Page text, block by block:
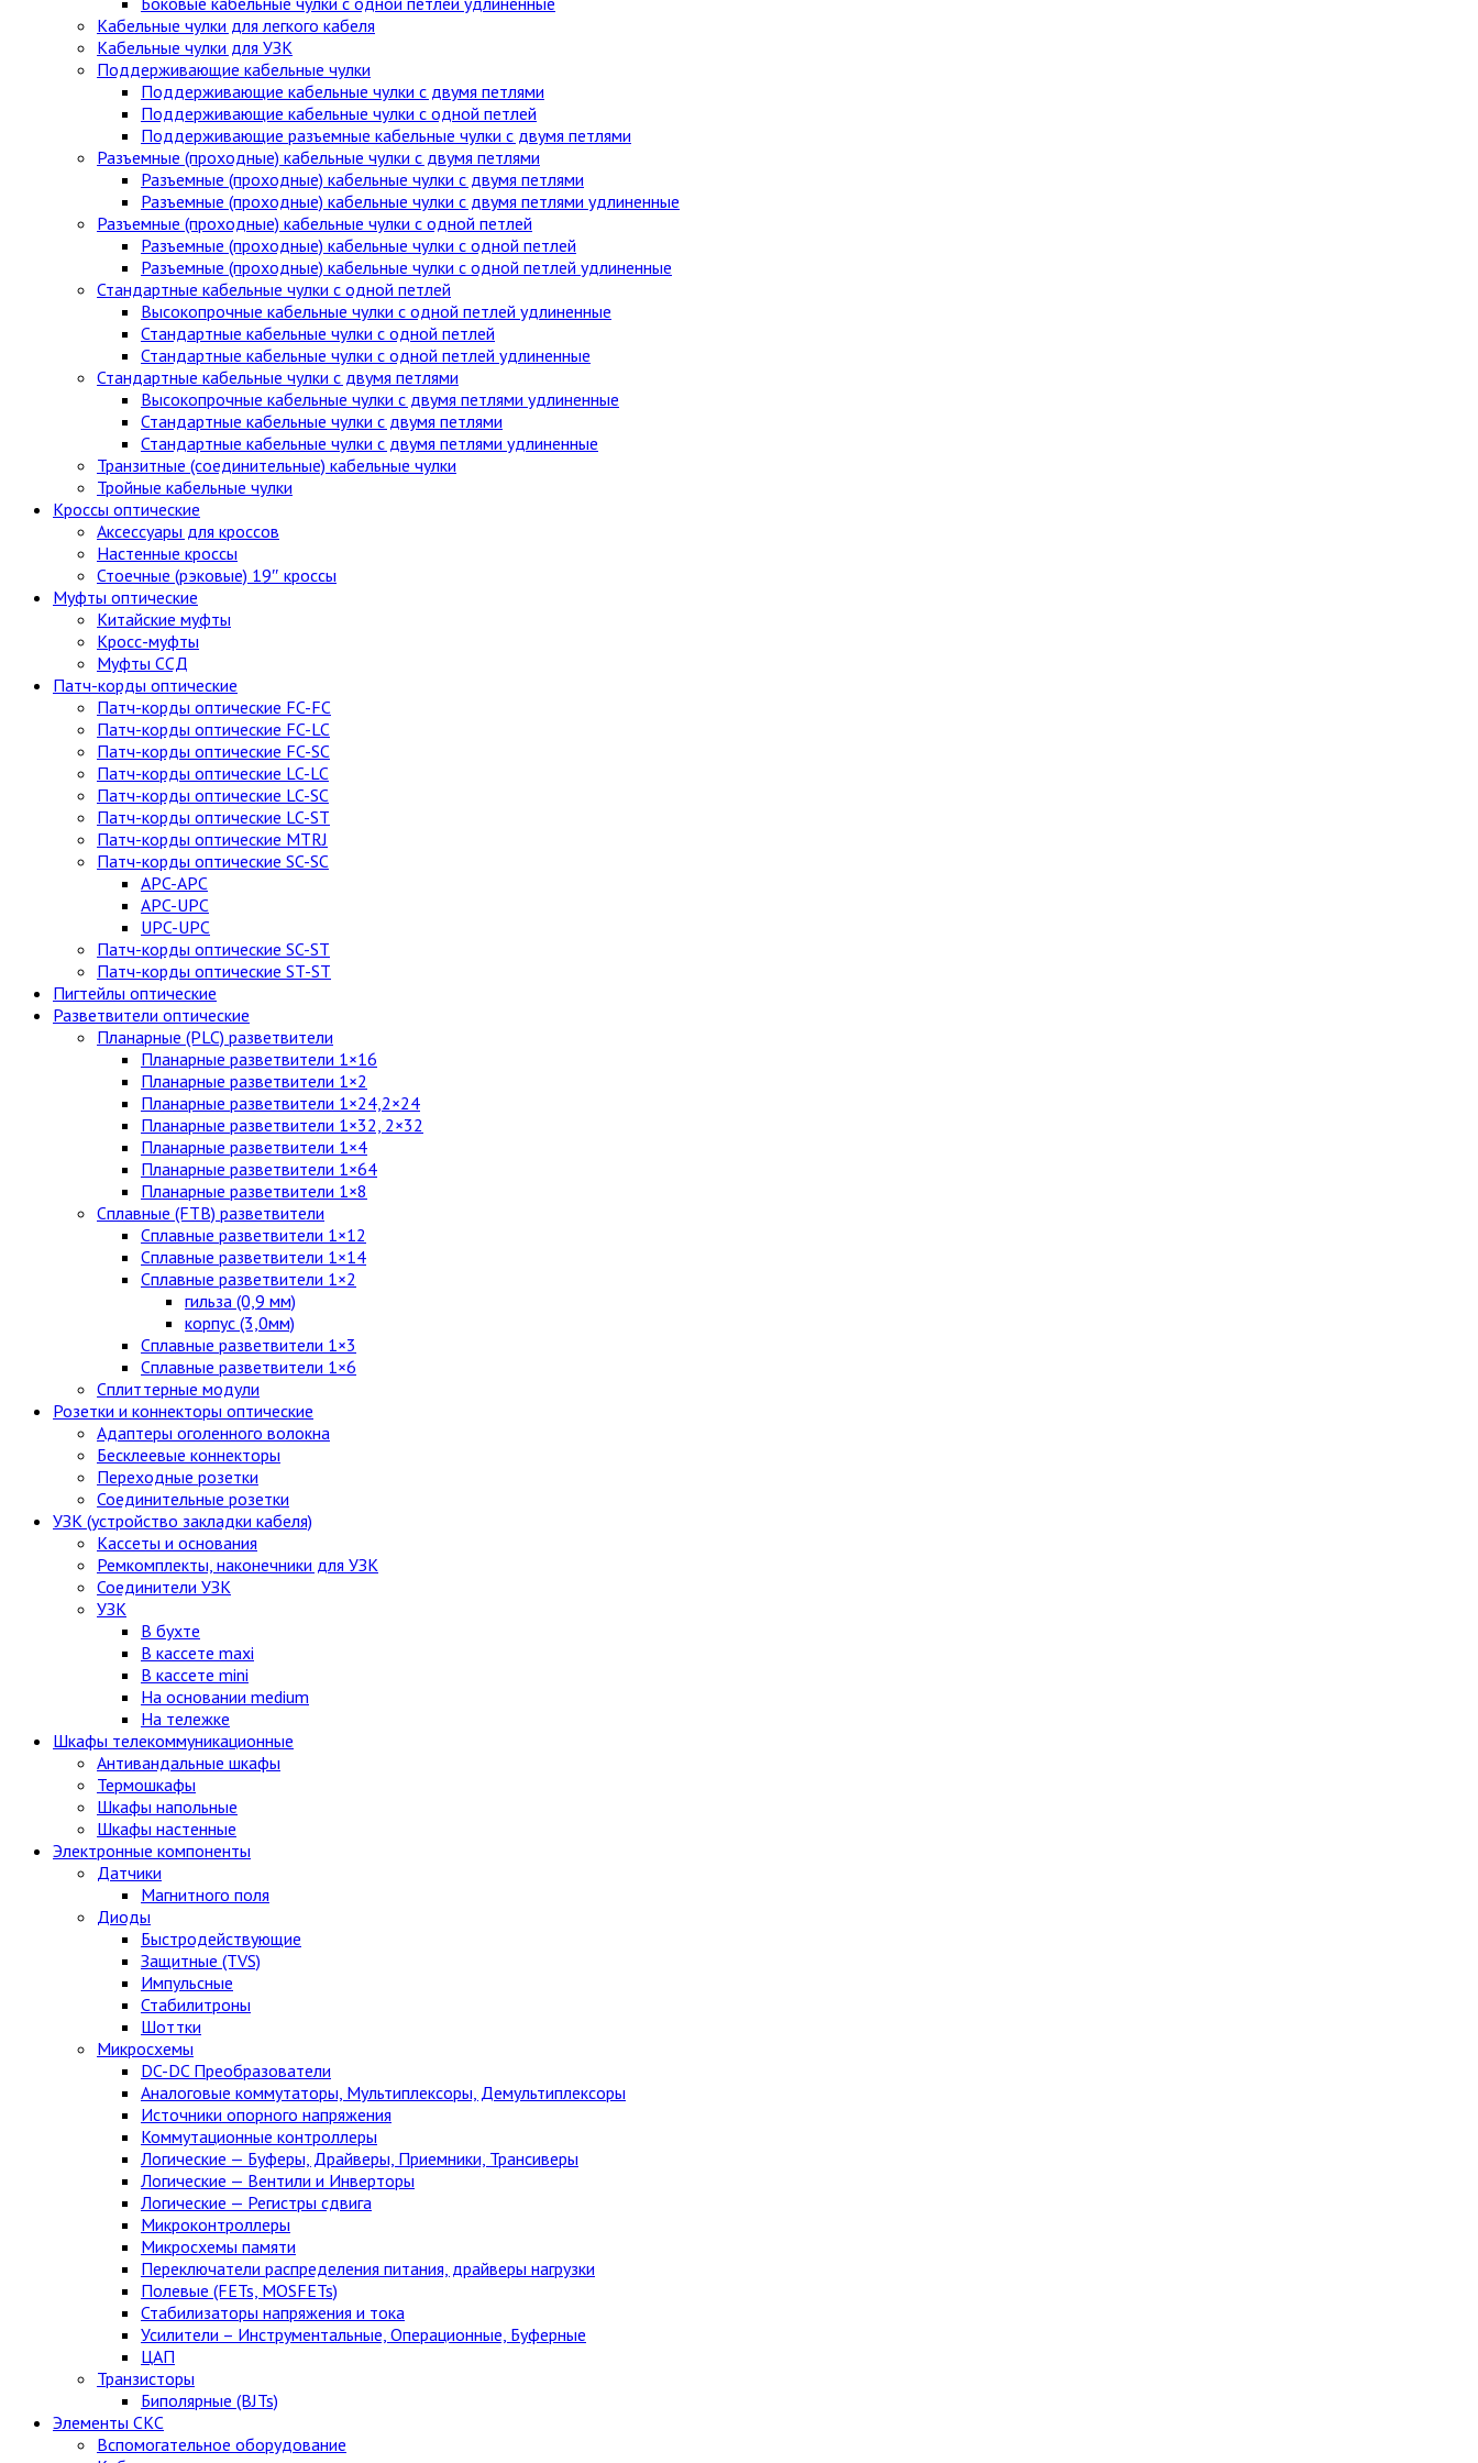
Кабельные чулки для легкого кабеля
Кабельные чулки для УЗК
Поддерживающие кабельные чулки
Поддерживающие кабельные чулки с двумя петлями
Поддерживающие кабельные чулки с одной петлей
Поддерживающие разъемные кабельные чулки с двумя петлями
Разъемные (проходные) кабельные чулки с двумя петлями
Разъемные (проходные) кабельные чулки с двумя петлями
Разъемные (проходные) кабельные чулки с двумя петлями удлиненные
Разъемные (проходные) кабельные чулки с одной петлей
Разъемные (проходные) кабельные чулки с одной петлей
Разъемные (проходные) кабельные чулки с одной петлей удлиненные
Стандартные кабельные чулки c одной петлей
Высокопрочные кабельные чулки с одной петлей удлиненные
Стандартные кабельные чулки с одной петлей
Стандартные кабельные чулки с одной петлей удлиненные
Стандартные кабельные чулки с двумя петлями
Высокопрочные кабельные чулки с двумя петлями удлиненные
Стандартные кабельные чулки с двумя петлями
Стандартные кабельные чулки с двумя петлями удлиненные
Транзитные (соединительные) кабельные чулки
Тройные кабельные чулки
Кроссы оптические
Аксессуары для кроссов
Настенные кроссы
Стоечные (рэковые) 19″ кроссы
Муфты оптические
Китайские муфты
Кросс-муфты
Муфты ССД
Патч-корды оптические
Патч-корды оптические FC-FC
Патч-корды оптические FC-LC
Патч-корды оптические FC-SC
Патч-корды оптические LC-LC
Патч-корды оптические LC-SC
Патч-корды оптические LC-ST
Патч-корды оптические MTRJ
Патч-корды оптические SC-SC
APC-APC
APC-UPC
UPC-UPC
Патч-корды оптические SC-ST
Патч-корды оптические ST-ST
Пигтейлы оптические
Разветвители оптические
Планарные (PLC) разветвители
Планарные разветвители 1×16
Планарные разветвители 1×2
Планарные разветвители 1×24,2×24
Планарные разветвители 1×32, 2×32
Планарные разветвители 1×4
Планарные разветвители 1×64
Планарные разветвители 1×8
Сплавные (FTB) разветвители
Сплавные разветвители 1×12
Сплавные разветвители 1×14
Сплавные разветвители 1×2
гильза (0,9 мм)
корпус (3,0мм)
Сплавные разветвители 1×3
Сплавные разветвители 1×6
Сплиттерные модули
Розетки и коннекторы оптические
Адаптеры оголенного волокна
Бесклеевые коннекторы
Переходные розетки
Соединительные розетки
УЗК (устройство закладки кабеля)
Кассеты и основания
Ремкомплекты, наконечники для УЗК
Соединители УЗК
УЗК
В бухте
В кассете maxi
В кассете mini
На основании medium
На тележке
Шкафы телекоммуникационные
Антивандальные шкафы
Термошкафы
Шкафы напольные
Шкафы настенные
Электронные компоненты
Датчики
Магнитного поля
Диоды
Быстродействующие
Защитные (TVS)
Импульсные
Стабилитроны
Шоттки
Микросхемы
DC-DC Преобразователи
Аналоговые коммутаторы, Мультиплексоры, Демультиплексоры
Источники опорного напряжения
Коммутационные контроллеры
Логические — Буферы, Драйверы, Приемники, Трансиверы
Логические — Вентили и Инверторы
Логические — Регистры сдвига
Микроконтроллеры
Микросхемы памяти
Переключатели распределения питания, драйверы нагрузки
Полевые (FETs, MOSFETs)
Стабилизаторы напряжения и тока
Усилители – Инструментальные, Операционные, Буферные
ЦАП
Транзисторы
Биполярные (BJTs)
Элементы СКС
Вспомогательное оборудование